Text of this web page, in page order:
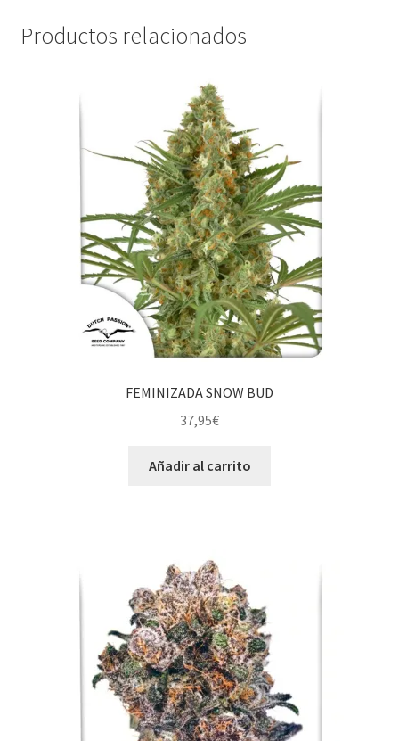
Productos relacionados
FEMINIZADA SNOW BUD
37,95€
Añadir al carrito